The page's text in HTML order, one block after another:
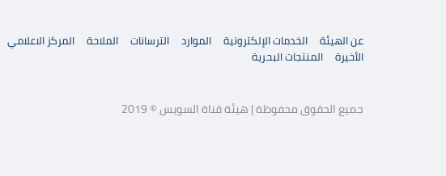
عن الهيئة الخدمات الإلكترونية الموارد الترسانات الملاحة المركز الاعلامي
الأخيرة
المنتجات البحرية
جميع الحقوق محفوظة | هيئة قناة السويس © 2019